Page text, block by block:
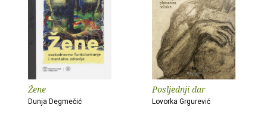
Žene
Dunja Degmečić
Posljednji dar
Lovorka Grgurević